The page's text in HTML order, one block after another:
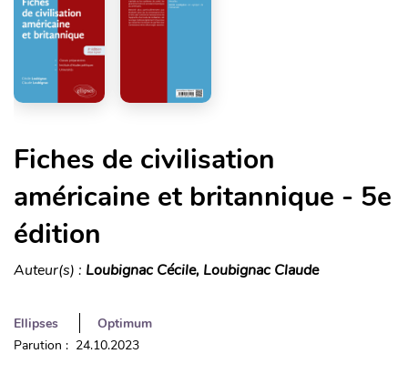
Fiches de civilisation
américaine et britannique - 5e
édition
Auteur(s) : Loubignac Cécile, Loubignac Claude
Ellipses
Optimum
Parution : 24.10.2023